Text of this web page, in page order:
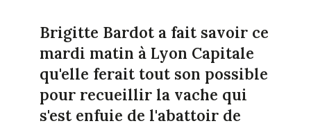
Brigitte Bardot a fait savoir ce
mardi matin à Lyon Capitale
qu'elle ferait tout son possible
pour recueillir la vache qui
s'est enfuie de l'abattoir de